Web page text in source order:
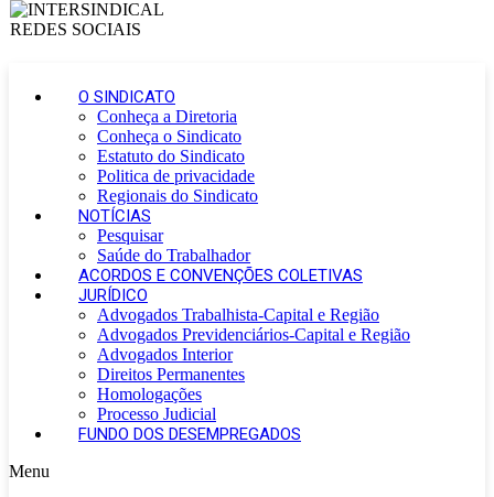
O SINDICATO
Conheça a Diretoria
Conheça o Sindicato
Estatuto do Sindicato
Politica de privacidade
Regionais do Sindicato
NOTÍCIAS
Pesquisar
Saúde do Trabalhador
ACORDOS E CONVENÇÕES COLETIVAS
JURÍDICO
Advogados Trabalhista-Capital e Região
Advogados Previdenciários-Capital e Região
Advogados Interior
Direitos Permanentes
Homologações
Processo Judicial
FUNDO DOS DESEMPREGADOS
Menu